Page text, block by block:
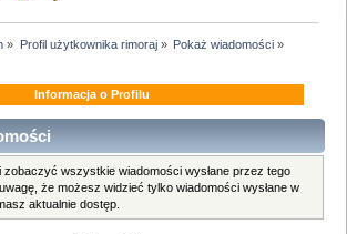
» Profil użytkownika rimoraj» Pokaż wiadomości»
Informacja o Profilu
zobaczyć wszystkie wiadomości wysłane przez tego
że możesz widzieć tylko wiadomości wysłane w
aktualnie dostęp.